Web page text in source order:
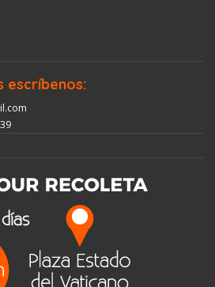
escríbenos: